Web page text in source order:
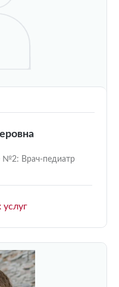
№2: Врач-педиатр
услуг